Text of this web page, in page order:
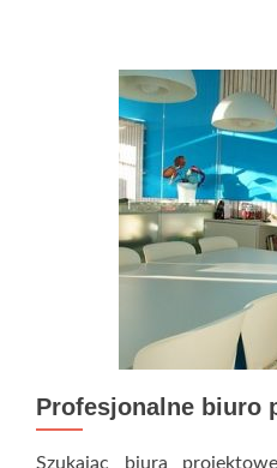
Profesjonalne biuro
Szukając biura